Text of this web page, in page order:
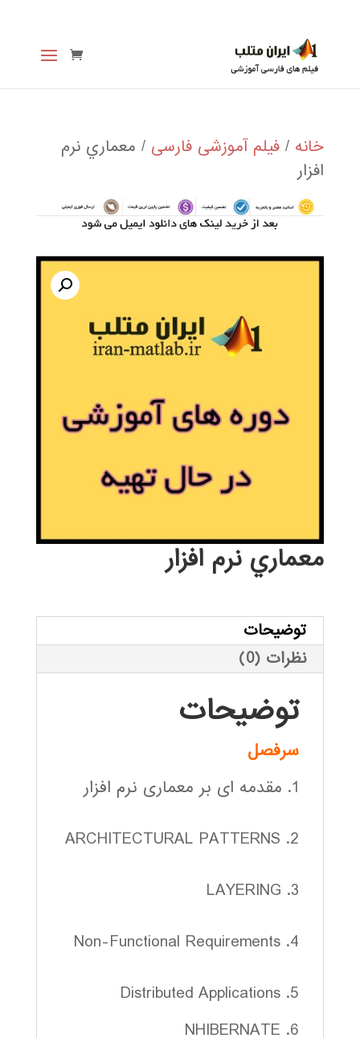
خانه / فیلم آموزشی فارسی / معماري نرم
افزار
معماري نرم افزار
توضیحات
نظرات (0)
توضیحات
سرفصل
1. مقدمه ای بر معماری نرم افزار
2. ARCHITECTURAL PATTERNS
3. LAYERING
4. Non-Functional Requirements
5. Distributed Applications
6. NHIBERNATE